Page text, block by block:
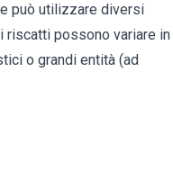
può utilizzare diversi
riscatti possono variare in
o grandi entità (ad